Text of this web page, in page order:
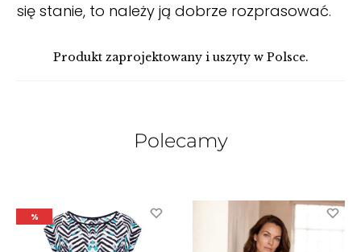
się stanie, to należy ją dobrze rozprasować.
Produkt zaprojektowany i uszyty w Polsce.
Polecamy
%